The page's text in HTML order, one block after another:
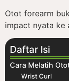
Otot forearm
impact nyata ke
Daftar Isi
Cara Melatih
Wrist Curl